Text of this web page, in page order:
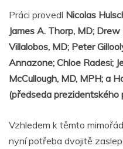
Práci provedl Nicolas
James A. Thorp, MD;
Villalobos, MD; Peter
Annazone; Chloe Radesi;
McCullough, MD, MPH; a
(předseda prezidentského
Vzhledem k těmto
nyní potřeba dvojitě